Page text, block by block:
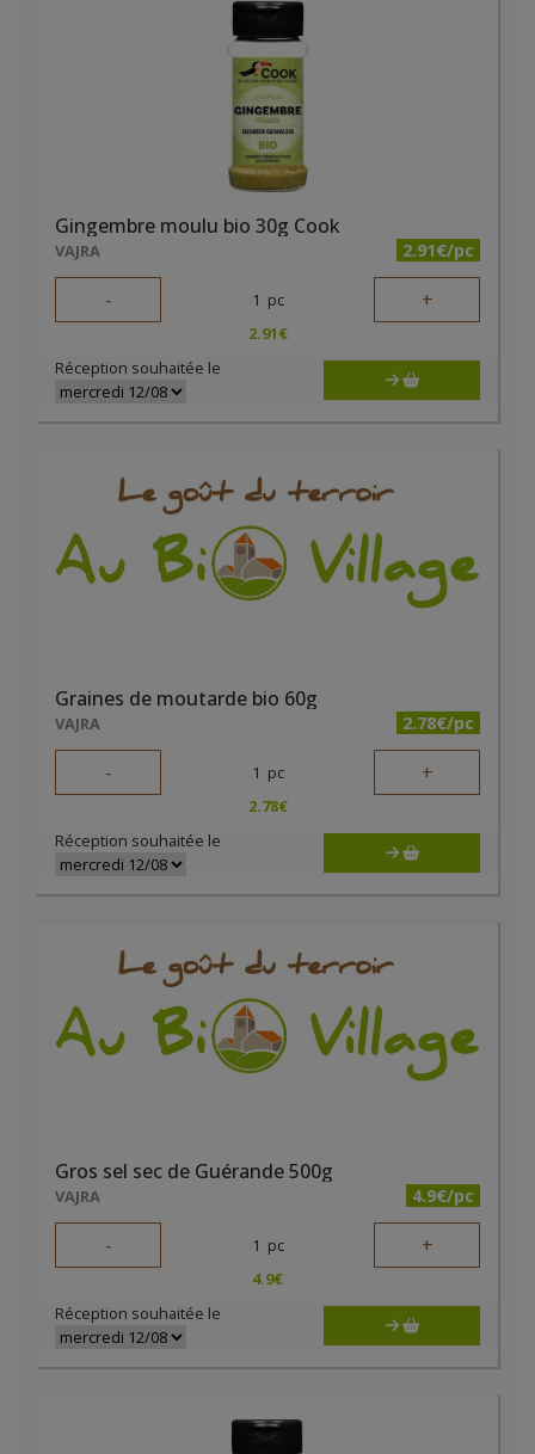
Gingembre moulu bio 30g Cook
VAJRA 2.91€/pc
- 1 pc +
2.91€
Réception souhaitée le
Graines de moutarde bio 60g
VAJRA 2.78€/pc
- 1 pc +
2.78€
Réception souhaitée le
Gros sel sec de Guérande 500g
VAJRA 4.9€/pc
- 1 pc +
4.9€
Réception souhaitée le